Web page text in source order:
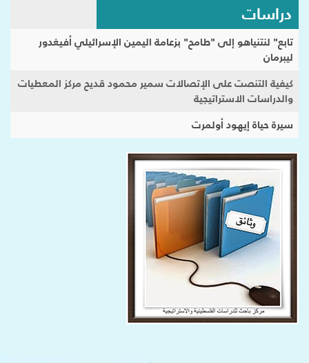
دراسات
تابع" لنتنياهو إلى "طامح" بزعامة اليمين الإسرائيلي أفيغدور
ليبرمان
كيفية التنصت على الإتصالات سمير محمود قديح مركز المعطيات
والدراسات الاستراتيجية
سيرة حياة إيهود أولمرت